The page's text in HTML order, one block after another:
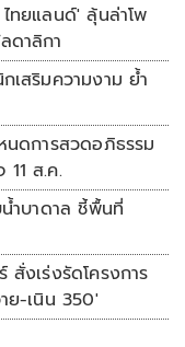
ทยแลนด์' ลุ้นล่าโพ
ดาลิกา
เสริมความงาม ย้ำ
นดการสวดอภิธรรม
ส.ค.
ำบาดาล ชี้พื้นที่
งเร่งรัดโครงการ
ย-เนิน 350'